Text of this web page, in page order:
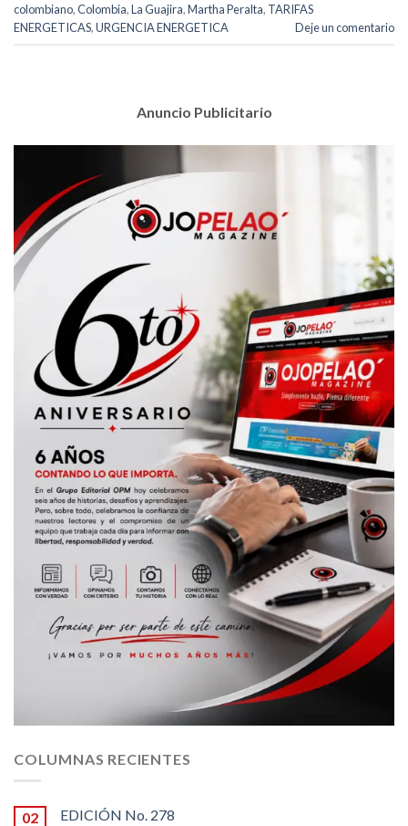
colombiano,Colombia,La Guajira,Martha Peralta, TARIFAS
ENERGETICAS,URGENCIA ENERGETICA Deje un comentario
Anuncio Publicitario
COLUMNAS RECIENTES
02 EDICIÓN No. 278